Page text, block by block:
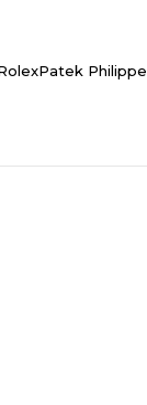
Patek Philippe